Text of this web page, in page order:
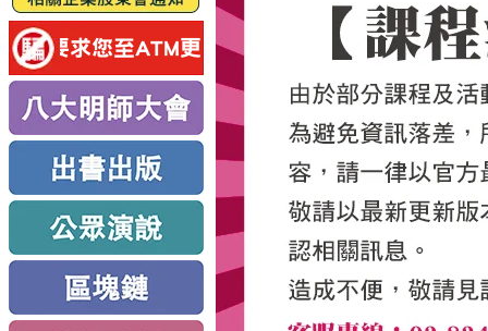
思
路